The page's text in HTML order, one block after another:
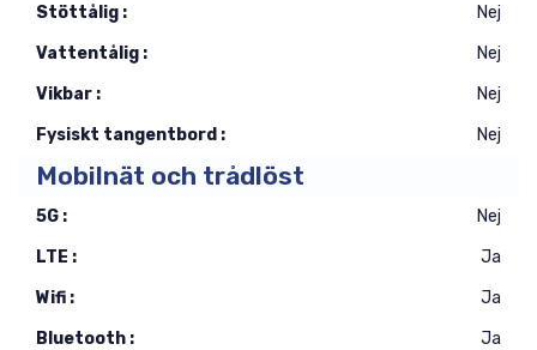
Stöttålig :
Nej
Vattentålig :
Nej
Vikbar :
Nej
Fysiskt tangentbord :
Nej
Mobilnät och trådlöst
5G :
Nej
LTE :
Ja
Wifi :
Ja
Bluetooth :
Ja